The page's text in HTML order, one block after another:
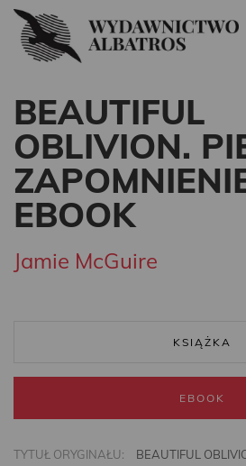
BEAUTIFUL
OBLIVION.
EBOOK
Jamie McGuire
KSIĄŻKA
EBOOK
TYTUŁ ORYGINAŁU:
BEAUTIFUL